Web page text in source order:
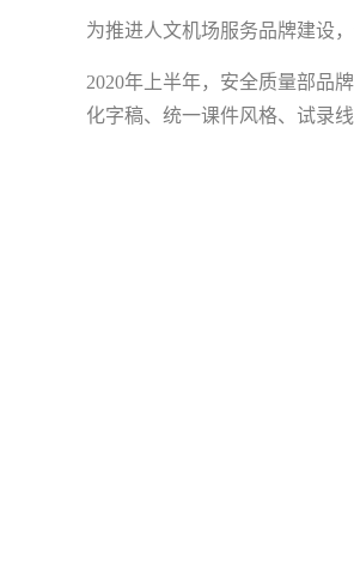
为推进人文机场服务品牌建设
2020年上半年，安全质量部品
化字稿、统一课件风格、试录